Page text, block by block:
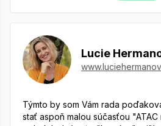
Lucie
Týmto by som Vám rada
stať aspoň malou súčasťou